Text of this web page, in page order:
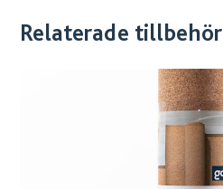
Relaterade tillbehör